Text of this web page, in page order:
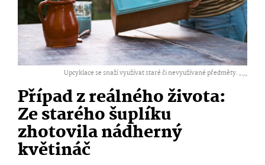
Upcyklace se snaží využívat staré či nevyužívané předměty. ,...
Případ z reálného života:
Ze starého šuplíku
zhotovila nádherný
květináč